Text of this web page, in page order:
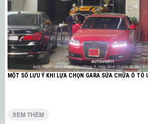
MỘT SỐ LƯU Ý KHI LỰA CHỌN GARA SỬA CHỮA Ô TÔ
XEM THÊM